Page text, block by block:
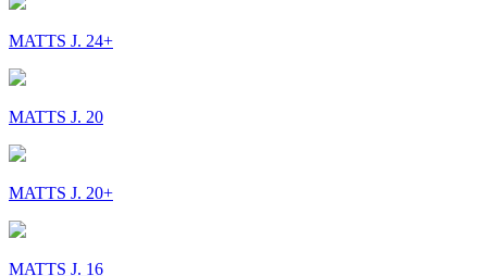
MATTS J. 24+
MATTS J. 20
MATTS J. 20+
MATTS J. 16